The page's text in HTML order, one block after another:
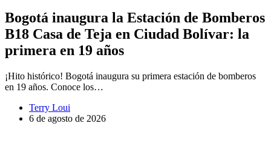
Bogotá inaugura la Estación de Bomberos
B18 Casa de Teja en Ciudad Bolívar: la
primera en 19 años
¡Hito histórico! Bogotá inaugura su primera estación de bomberos
en 19 años. Conoce los…
Terry Loui
6 de agosto de 2026